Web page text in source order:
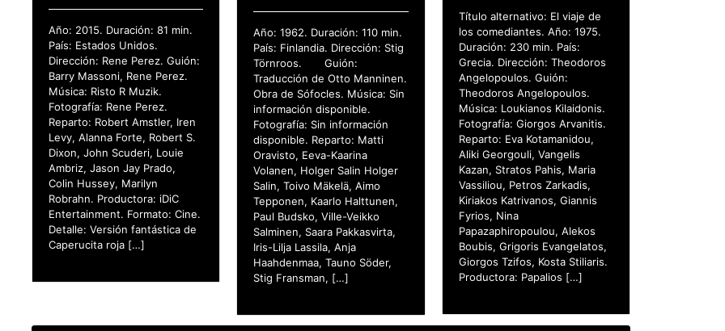
Año: 2015. Duración: 81 min.
País: Estados Unidos.
Dirección: Rene Perez. Guión:
Barry Massoni, Rene Perez.
Música: Risto R Muzik.
Fotografía: Rene Perez.
Reparto: Robert Amstler, Iren
Levy, Alanna Forte, Robert S.
Dixon, John Scuderi, Louie
Ambriz, Jason Jay Prado,
Colin Hussey, Marilyn
Robrahn. Productora: iDiC
Entertainment. Formato: Cine.
Detalle: Versión fantástica de
Caperucita roja […]
Año: 1962. Duración: 110 min.
País: Finlandia. Dirección: Stig
Törnroos. Guión:
Traducción de Otto Manninen.
Obra de Sófocles. Música: Sin
información disponible.
Fotografía: Sin información
disponible. Reparto: Matti
Oravisto, Eeva-Kaarina
Volanen, Holger Salin Holger
Salin, Toivo Mäkelä, Aimo
Tepponen, Kaarlo Halttunen,
Paul Budsko, Ville-Veikko
Salminen, Saara Pakkasvirta,
Iris-Lilja Lassila, Anja
Haahdenmaa, Tauno Söder,
Stig Fransman, […]
Título alternativo: El viaje de
los comediantes. Año: 1975.
Duración: 230 min. País:
Grecia. Dirección: Theodoros
Angelopoulos. Guión:
Theodoros Angelopoulos.
Música: Loukianos Kilaidonis.
Fotografía: Giorgos Arvanitis.
Reparto: Eva Kotamanidou,
Aliki Georgouli, Vangelis
Kazan, Stratos Pahis, Maria
Vassiliou, Petros Zarkadis,
Kiriakos Katrivanos, Giannis
Fyrios, Nina
Papazaphiropoulou, Alekos
Boubis, Grigoris Evangelatos,
Giorgos Tzifos, Kosta Stiliaris.
Productora: Papalios […]